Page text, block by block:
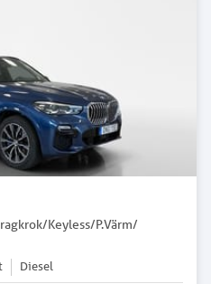
Keyless/P.Värm/
Diesel